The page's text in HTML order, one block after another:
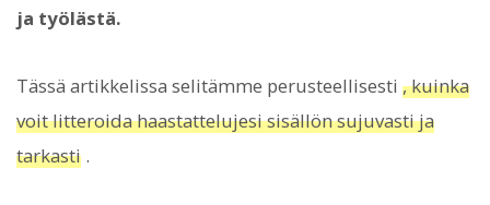
ja työlästä.
Tässä artikkelissa selitämme perusteellisesti , kuinka
voit litteroida haastattelujesi sisällön sujuvasti ja
tarkasti .